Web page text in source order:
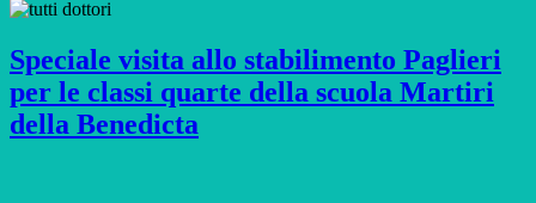
Speciale visita allo stabilimento Paglieri
per le classi quarte della scuola Martiri
della Benedicta